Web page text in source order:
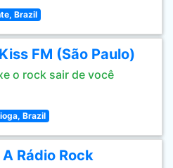
Brazil
FM (São Paulo)
o rock sair de você
Brazil
Rádio Rock